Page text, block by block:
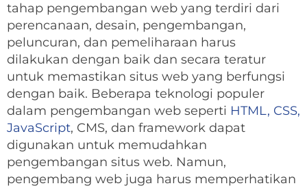
tahap pengembangan web yang terdiri dari
perencanaan, desain, pengembangan,
peluncuran, dan pemeliharaan harus
dilakukan dengan baik dan secara teratur
untuk memastikan situs web yang berfungsi
dengan baik. Beberapa teknologi populer
dalam pengembangan web seperti HTML, CSS,
JavaScript, CMS, dan framework dapat
digunakan untuk memudahkan
pengembangan situs web. Namun,
pengembang web juga harus memperhatikan